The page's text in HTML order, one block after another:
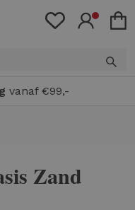
vanaf €99,-
Zand